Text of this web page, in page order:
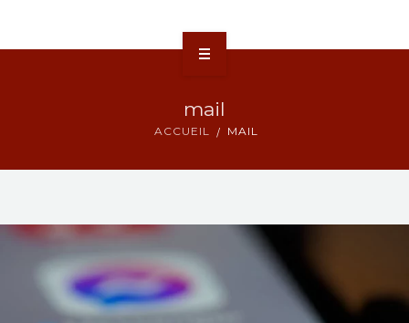
CONTACT
mail
ACCUEIL MAIL